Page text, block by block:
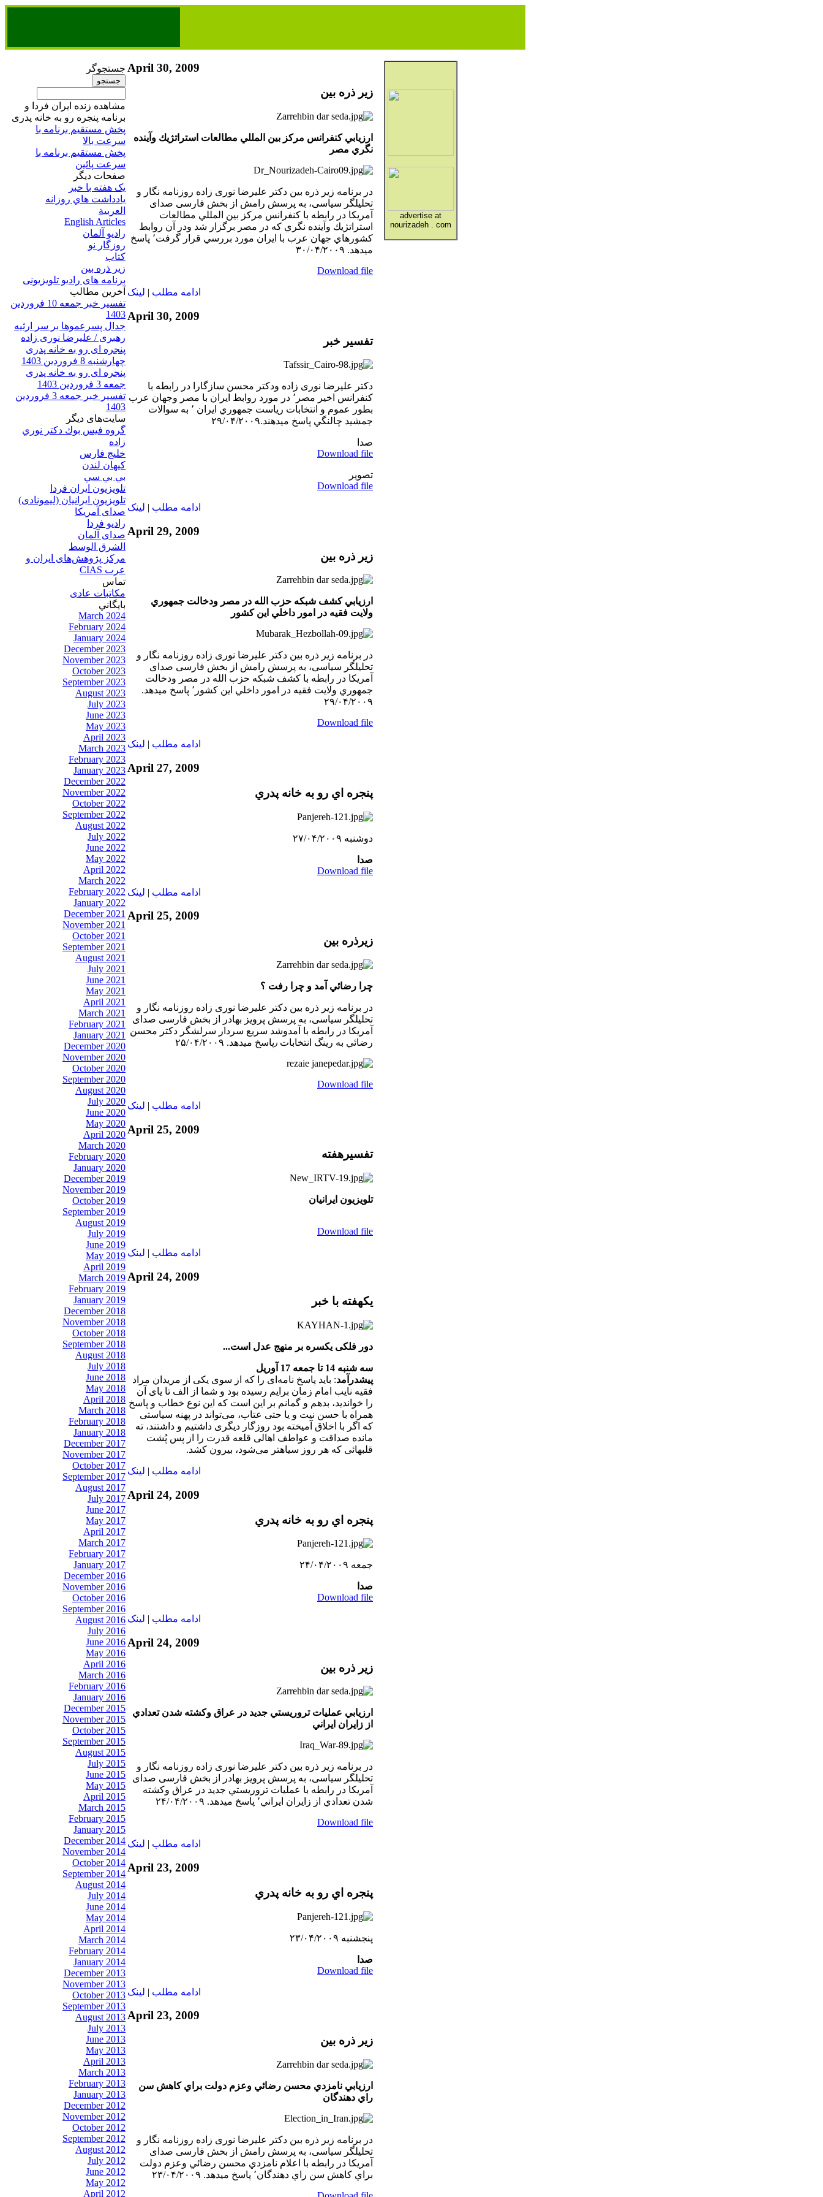
جستجوگر
مشاهده زنده ایران فردا و
برنامه پنجره رو به خانه پدری
پخش مستقیم برنامه‌ ​با
سرعت بالا
پخش مستقیم برنامه‌ ​با
سرعت پائین​
صفحات ديگر
يک هفته با خبر
يادداشت هاي روزانه
العربية
English Articles
راديو آلمان
روزگار نو
کتاب
زير ذره بين
برنامه های رادیو تلویزیونی
آخرين مطالب
تفسیر خبر جمعه 10 فروردین
1403
جدال پسرعموها بر سر ارثیه
رهبری / علیرضا نوری زاده
پنجره ای رو به خانه پدری
چهارشنبه 8 فروردین 1403
پنجره ای رو به خانه پدری
جمعه 3 فروردین 1403
تفسیر خبر جمعه 3 فروردین
1403
سایت‌های ديگر
گروه فيس بوك دكتر نوري
زاده
خلیج فارس
کيهان لندن
بي بي سي
تلویزیون ایران فردا
تلويزيون ايرانيان (ليمونادی)
صدای آمريکا
راديو فردا
صدای آلمان
الشرق الوسط
مرکز پژوهش‌های ايران و
عرب CIAS
تماس
مکاتبات عادی
بايگاني
March 2024
February 2024
January 2024
December 2023
November 2023
October 2023
September 2023
August 2023
July 2023
June 2023
May 2023
April 2023
March 2023
February 2023
January 2023
December 2022
November 2022
October 2022
September 2022
August 2022
July 2022
June 2022
May 2022
April 2022
March 2022
February 2022
January 2022
December 2021
November 2021
October 2021
September 2021
August 2021
July 2021
June 2021
May 2021
April 2021
March 2021
February 2021
January 2021
December 2020
November 2020
October 2020
September 2020
August 2020
July 2020
June 2020
May 2020
April 2020
March 2020
February 2020
January 2020
December 2019
November 2019
October 2019
September 2019
August 2019
July 2019
June 2019
May 2019
April 2019
March 2019
February 2019
January 2019
December 2018
November 2018
October 2018
September 2018
August 2018
July 2018
June 2018
May 2018
April 2018
March 2018
February 2018
January 2018
December 2017
November 2017
October 2017
September 2017
August 2017
July 2017
June 2017
May 2017
April 2017
March 2017
February 2017
January 2017
December 2016
November 2016
October 2016
September 2016
August 2016
July 2016
June 2016
May 2016
April 2016
March 2016
February 2016
January 2016
December 2015
November 2015
October 2015
September 2015
August 2015
July 2015
June 2015
May 2015
April 2015
March 2015
February 2015
January 2015
December 2014
November 2014
October 2014
September 2014
August 2014
July 2014
June 2014
May 2014
April 2014
March 2014
February 2014
January 2014
December 2013
November 2013
October 2013
September 2013
August 2013
July 2013
June 2013
May 2013
April 2013
March 2013
February 2013
January 2013
December 2012
November 2012
October 2012
September 2012
August 2012
July 2012
June 2012
May 2012
April 2012
April 30, 2009
زير ذره بين
ارزيابي كنفرانس مركز بين المللي مطالعات استراتژيك وآينده
نگري مصر
در برنامه زير ذره بين دکتر عليرضا نوری زاده روزنامه نگار و
تحليلگر سياسی، به پرسش رامش از بخش فارسی صدای
آمريكا در رابطه با كنفرانس مركز بين المللي مطالعات
استراتژيك وآينده نگري كه در مصر برگزار شد ودر آن روابط
كشورهاي جهان عرب با ايران مورد بررسي قرار گرفت٬ پاسخ
ميدهد. ۳۰/۰۴/۲۰۰۹
Download file
ادامه مطلب | لينک
April 30, 2009
تفسير خبر
دکتر عليرضا نوری زاده ودكتر محسن سازگارا در رابطه با
كنفرانس اخير مصر٬ در مورد روابط ايران با مصر وجهان عرب
بطور عموم و انتخابات رياست جمهوري ايران ٬ به سوالات
جمشيد چالنگي پاسخ ميدهند.۲۹/۰۴/۲۰۰۹
صدا
Download file
تصوير
Download file
ادامه مطلب | لينک
April 29, 2009
زير ذره بين
ارزيابي كشف شبكه حزب الله در مصر ودخالت جمهوري
ولايت فقيه در امور داخلي اين كشور
در برنامه زير ذره بين دکتر عليرضا نوری زاده روزنامه نگار و
تحليلگر سياسی، به پرسش رامش از بخش فارسی صدای
آمريكا در رابطه با كشف شبكه حزب الله در مصر ودخالت
جمهوري ولايت فقيه در امور داخلي اين كشور٬ پاسخ ميدهد.
۲۹/۰۴/۲۰۰۹
Download file
ادامه مطلب لينک
April 27, 2009
پنجره اي رو به خانه پدري
دوشنبه ۲۷/۰۴/۲۰۰۹
صدا
Download file
ادامه مطلب | لينک
April 25, 2009
زيرذره بين
چرا رضائي آمد و چرا رفت ؟
در برنامه زير ذره بين دکتر عليرضا نوری زاده روزنامه نگار و
تحليلگر سياسی، به پرسش پرويز بهادر از بخش فارسی صدای
آمريكا در رابطه با آمدوشد سريع سردار سرلشگر دكتر محسن
رضائي به رينگ انتخابات ٫پاسخ ميدهد. ۲۵/۰۴/۲۰۰۹
Download file
ادامه مطلب | لينک
April 25, 2009
تفسيرهفته
تلويزيون ايرانيان
Download file
ادامه مطلب | لينک
April 24, 2009
یکهفته با خبر
دور فلکی یکسره بر منهج عدل است...
سه ‌شنبه 14 تا جمعه 17 آوریل
پیشدرآمد: باید پاسخ نامه‌ای را که از سوی یکی از مریدان مراد
فقیه نایب امام زمان برایم رسیده بود و شما از الف تا یای آن
را خواندید، بدهم و گمانم بر این است که این نوع خطاب و پاسخ
همراه با حسن نیت و یا حتی عتاب، می‌تواند در پهنه سیاستی
که اگر با اخلاق آمیخته بود روزگار دیگری داشتیم و داشتند، ته
مانده صداقت و عواطف اهالی قلعه قدرت را از پس پُشت
قلبهائی که هر روز سیاهتر می‌شود، بیرون کشد.
ادامه مطلب | لينک
April 24, 2009
پنجره اي رو به خانه پدري
جمعه ۲۴/۰۴/۲۰۰۹
صدا
Download file
ادامه مطلب | لينک
April 24, 2009
زير ذره بين
ارزيابي عمليات تروريستي جديد در عراق وكشته شدن تعدادي
از زايران ايراني
در برنامه زير ذره بين دکتر عليرضا نوری زاده روزنامه نگار و
تحليلگر سياسی، به پرسش پرويز بهادر از بخش فارسی صدای
آمريكا در رابطه با عمليات تروريستي جديد در عراق وكشته
شدن تعدادي از زايران ايراني٬ پاسخ ميدهد. ۲۴/۰۴/۲۰۰۹
Download file
ادامه مطلب | لينک
April 23, 2009
پنجره اي رو به خانه پدري
پنجشنبه ۲۳/۰۴/۲۰۰۹
صدا
Download file
ادامه مطلب | لينک
April 23, 2009
زير ذره بين
ارزيابي نامزدي محسن رضائي وعزم دولت براي كاهش سن
راي دهندگان
در برنامه زير ذره بين دکتر عليرضا نوری زاده روزنامه نگار و
تحليلگر سياسی، به پرسش رامش از بخش فارسی صدای
آمريكا در رابطه با اعلام نامزدي محسن رضائي وعزم دولت
براي كاهش سن راي دهندگان٬ پاسخ ميدهد. ۲۳/۰۴/۲۰۰۹
advertise at
nourizadeh . com